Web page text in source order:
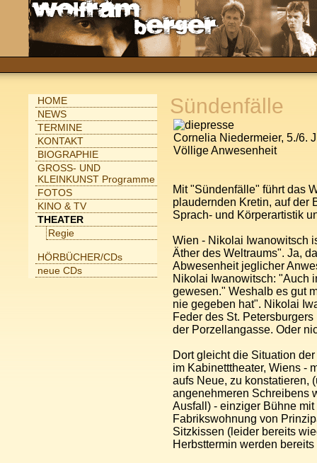
HOME
NEWS
TERMINE
KONTAKT
BIOGRAPHIE
GROSS- UND
KLEINKUNST Programme
FOTOS
KINO & TV
THEATER
Regie
HÖRBÜCHER/CDs
neue CDs
Sündenfälle
Cornelia Niedermeier, 5./6.
Völlige Anwesenheit
Mit "Sündenfälle" führt das
plaudernden Kretin, auf der
Sprach- und Körperartistik
Wien - Nikolai Iwanowitsch
Äther des Weltraums". Ja,
Abwesenheit jeglicher
Nikolai Iwanowitsch: "Auch
gewesen." Weshalb es gut
nie gegeben hat". Nikolai
Feder des St.
der Porzellangasse. Oder
Dort gleicht die Situation
im Kabinetttheater, Wiens -
aufs Neue, zu konstatieren,
angenehmeren Schreibens
Ausfall) - einziger Bühne
Fabrikswohnung von
Sitzkissen (leider bereits
Herbsttermin werden